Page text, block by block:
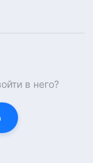
в него?